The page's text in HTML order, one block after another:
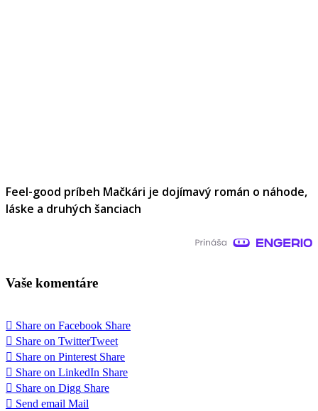
Feel-good príbeh Mačkári je dojímavý román o náhode,
láske a druhých šanciach
Vaše komentáre
Share on Facebook Share
Share on TwitterTweet
Share on Pinterest Share
Share on LinkedIn Share
Share on Digg Share
Send email Mail